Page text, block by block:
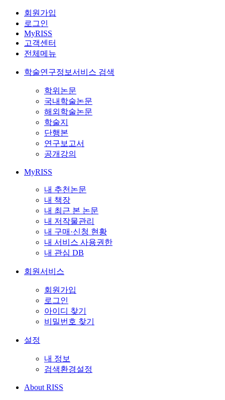
회원가입
로그인
MyRISS
고객센터
전체메뉴
학술연구정보서비스 검색
학위논문
국내학술논문
해외학술논문
학술지
단행본
연구보고서
공개강의
MyRISS
내 추천논문
내 책장
내 최근 본 논문
내 저작물관리
내 구매·신청 현황
내 서비스 사용권한
내 관심 DB
회원서비스
회원가입
로그인
아이디 찾기
비밀번호 찾기
설정
내 정보
검색환경설정
About RISS